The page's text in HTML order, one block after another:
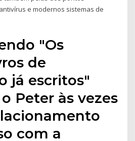
e modernos sistemas de
"Os
de
já escritos"
Peter às vezes
com a